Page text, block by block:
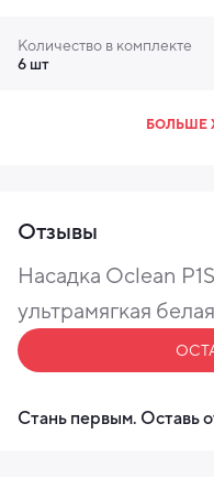
Количество в комплекте
6 шт
БОЛЬШЕ
Отзывы
Насадка Oclean
ультрамягкая
Стань первым. Оставь